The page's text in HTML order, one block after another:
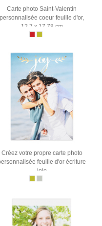
Carte photo Saint-Valentin
personnalisée coeur feuille d'or,
12,7 x 17,78 cm
Créez votre propre carte photo
feuille d'or écriture
joie